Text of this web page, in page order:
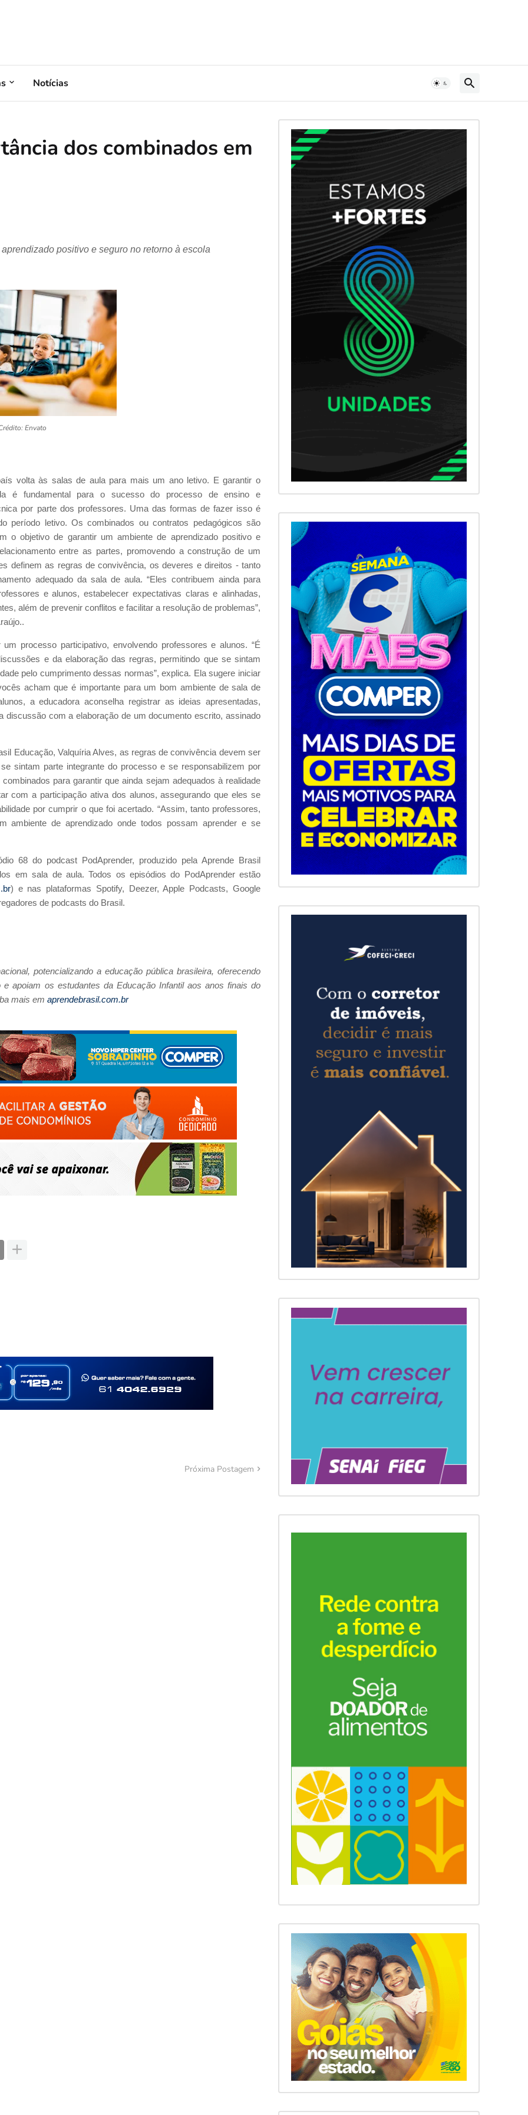
Notícias
dos combinados em
positivo e seguro no retorno à escola
Envato
volta às salas de aula para mais um ano letivo. E garantir o
é fundamental para o sucesso do processo de ensino e
por parte dos professores. Uma das formas de fazer isso é
período letivo. Os combinados ou contratos pedagógicos são
o objetivo de garantir um ambiente de aprendizado positivo e
entre as partes, promovendo a construção de um
definem as regras de convivência, os deveres e direitos - tanto
adequado da sala de aula. “Eles contribuem ainda para
e alunos, estabelecer expectativas claras e alinhadas,
além de prevenir conflitos e facilitar a resolução de problemas”,
processo participativo, envolvendo professores e alunos. “É
e da elaboração das regras, permitindo que se sintam
pelo cumprimento dessas normas”, explica. Ela sugere iniciar
acham que é importante para um bom ambiente de sala de
a educadora aconselha registrar as ideias apresentadas,
com a elaboração de um documento escrito, assinado
Educação, Valquíria Alves, as regras de convivência devem ser
sintam parte integrante do processo e se responsabilizem por
para garantir que ainda sejam adequados à realidade
com a participação ativa dos alunos, assegurando que eles se
por cumprir o que foi acertado. “Assim, tanto professores,
ambiente de aprendizado onde todos possam aprender e se
68 do podcast PodAprender, produzido pela Aprende Brasil
em sala de aula. Todos os episódios do PodAprender estão
) e nas plataformas Spotify, Deezer, Apple Podcasts, Google
de podcasts do Brasil.
potencializando a educação pública brasileira, oferecendo
apoiam os estudantes da Educação Infantil aos anos finais do
mais em aprendebrasil.com.br
Próxima Postagem